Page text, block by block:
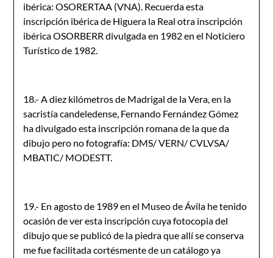
ibérica: OSORERTAA (VNA). Recuerda esta
inscripción ibérica de Higuera la Real otra inscrip­ción
ibérica OSORBERR divulgada en 1982 en el Noticiero
Turístico de 1982.
18.- A diez kilómetros de Madrigal de la Vera, en la
sacristía candele­dense, Fernando Fernández Gómez
ha divulgado esta inscripción romana de la que da
dibujo pero no fotografía: DMS/ VERN/ CVLVSA/
MBATIC/ MODESTT.
19.- En agosto de 1989 en el Museo de Ávila he tenido
ocasión de ver esta inscripción cuya fotocopia del
dibujo que se publicó de la piedra que allí se conserva
me fue facilitada cortésmente de un catálogo ya